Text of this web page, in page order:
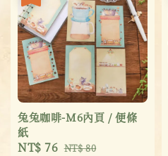
兔兔咖啡-M6內頁 / 便條
紙
Sale
NT$ 76 Regular
NT$ 80